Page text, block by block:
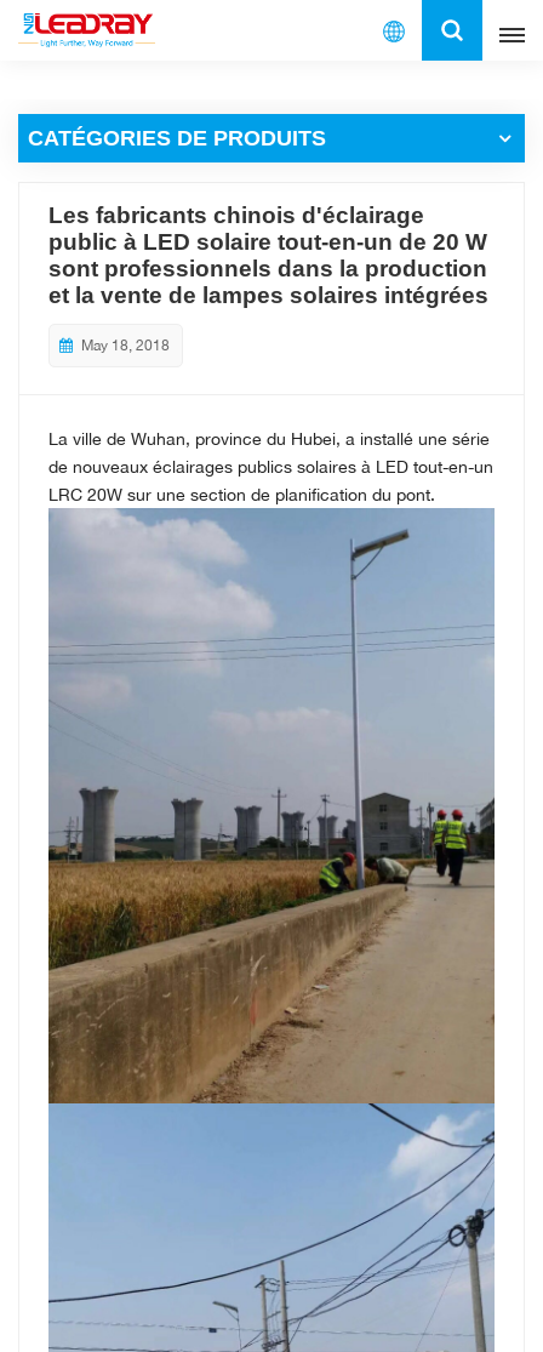
Français
français
español
CATÉGORIES DE PRODUITS
Les fabricants chinois d'éclairage
public à LED solaire tout-en-un de 20 W
sont professionnels dans la production
et la vente de lampes solaires intégrées
May 18, 2018
La ville de Wuhan, province du Hubei, a installé une série
de nouveaux éclairages publics solaires à LED tout-en-un
LRC 20W sur une section de planification du pont.